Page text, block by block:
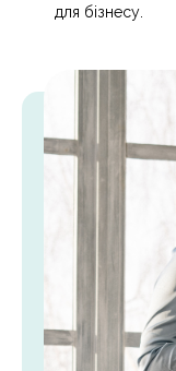
для бізнесу.